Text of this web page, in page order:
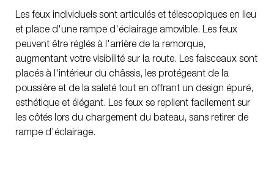
Les feux individuels sont articulés et télescopiques en lieu
et place d'une rampe d'éclairage amovible. Les feux
peuvent être réglés à l'arrière de la remorque,
augmentant votre visibilité sur la route. Les faisceaux sont
placés à l'intérieur du châssis, les protégeant de la
poussière et de la saleté tout en offrant un design épuré,
esthétique et élégant. Les feux se replient facilement sur
les côtés lors du chargement du bateau, sans retirer de
rampe d'éclairage.